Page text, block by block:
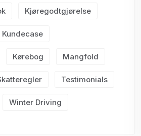
Kjøregodtgjørelse
Kundecase
Kørebog Mangfold
Testimonials
Winter Driving